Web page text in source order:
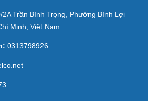
2A Trần Bình Trọng, Phường Bình Lợi
Minh, Việt Nam
0313798926